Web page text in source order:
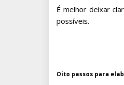
É melhor deixar
possíveis.
Oito passos para